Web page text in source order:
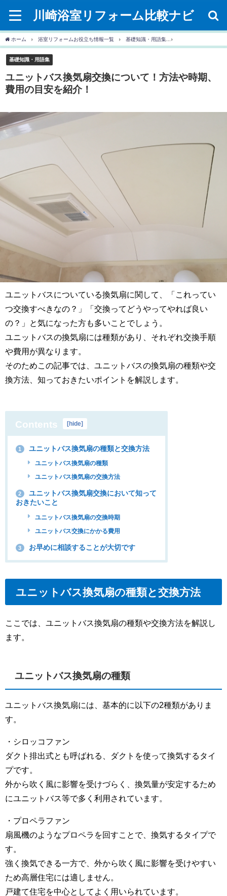
川崎浴室リフォーム比較ナビ
ホーム 浴室リフォームお役立ち情報一覧 基礎知識・用語集
基礎知識・用語集
ユニットバス換気扇交換について！方法や時期、
費用の目安を紹介！
ユニットバスについている換気扇に関して、「これってい
つ交換すべきなの？」「交換ってどうやってやれば良い
の？」と気になった方も多いことでしょう。
ユニットバスの換気扇には種類があり、それぞれ交換手順
や費用が異なります。
そのためこの記事では、ユニットバスの換気扇の種類や交
換方法、知っておきたいポイントを解説します。
Contents [hide]
1 ユニットバス換気扇の種類と交換方法
ユニットバス換気扇の種類
ユニットバス換気扇の交換方法
2
ユニットバス換気扇交換において知って
おきたいこと
ユニットバス換気扇の交換時期
ユニットバス交換にかかる費用
3 お早めに相談することが大切です
ユニットバス換気扇の種類と交換方法
ここでは、ユニットバス換気扇の種類や交換方法を解説し
ます。
ユニットバス換気扇の種類
ユニットバス換気扇には、基本的に以下の2種類がありま
す。
・シロッコファン
ダクト排出式とも呼ばれる、ダクトを使って換気するタイ
プです。
外から吹く風に影響を受けづらく、換気量が安定するため
にユニットバス等で多く利用されています。
・プロペラファン
扇風機のようなプロペラを回すことで、換気するタイプで
す。
強く換気できる一方で、外から吹く風に影響を受けやすい
ため高層住宅には適しません。
戸建て住宅を中心としてよく用いられています。